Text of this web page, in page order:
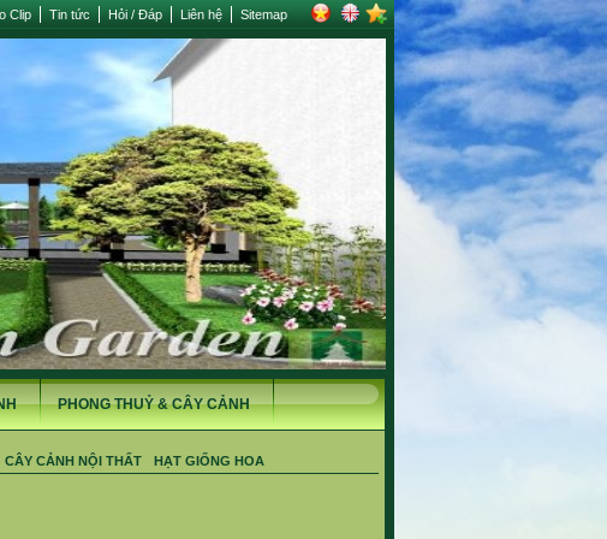
Clip Tin tức Hỏi / Đáp Liên hệ Sitemap
PHONG THUỶ & CÂY CẢNH
CÂY CẢNH NỘI THẤT HẠT GIỐNG HOA